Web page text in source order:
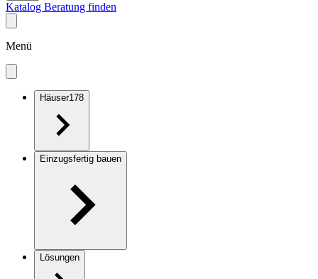
Katalog Beratung finden
Menü
Häuser178
Einzugsfertig bauen
Lösungen